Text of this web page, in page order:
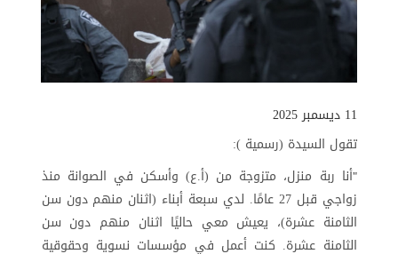
11 ديسمبر 2025
تقول السيدة (رسمية ):
"أنا ربة منزل، متزوجة من (أ.ع) وأسكن في الصوانة منذ
زواجي قبل 27 عامًا. لدي سبعة أبناء (اثنان منهم دون سن
الثامنة عشرة)، يعيش معي حاليًا اثنان منهم دون سن
الثامنة عشرة. كنت أعمل في مؤسسات نسوية وحقوقية